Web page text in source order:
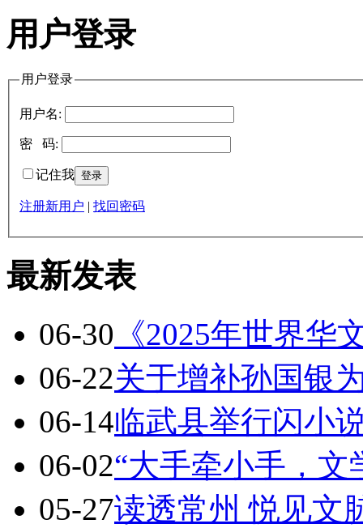
用户登录
用户登录
用户名:
密 码:
记住我
注册新用户 | 找回密码
最新发表
06-30 《2025年世界华
06-22关于增补孙国银
06-14临武县举行闪小
06-02“大手牵小手，
05-27读透常州 悦见